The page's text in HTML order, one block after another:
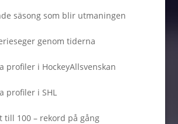
säsong som blir utmaningen
genom tiderna
profiler i HockeyAllsvenskan
profiler i SHL
till 100 – rekord på gång